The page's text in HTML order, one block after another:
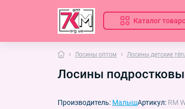
Каталог
Лосины оптом Лосины детские
Лосины
Производитель: МалышАртикул: RM